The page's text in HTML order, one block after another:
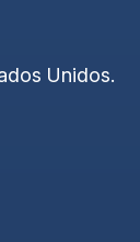
Unidos.